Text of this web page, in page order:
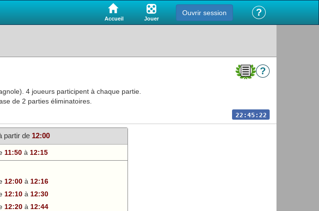
Accueil Jouer
Ouvrir session ?
4 joueurs participent à chaque partie.
de 2 parties éliminatoires.
?
22:45:22
partir de 12:00
11:50 à 12:15
12:00 à 12:16
12:10 à 12:30
12:20 à 12:44